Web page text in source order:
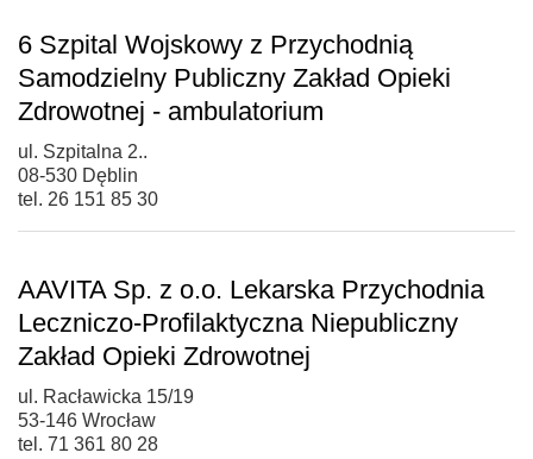
6 Szpital Wojskowy z Przychodnią
Samodzielny Publiczny Zakład Opieki
Zdrowotnej - ambulatorium
ul. Szpitalna 2..
08-530 Dęblin
tel. 26 151 85 30
AAVITA Sp. z o.o. Lekarska Przychodnia
Leczniczo-Profilaktyczna Niepubliczny
Zakład Opieki Zdrowotnej
ul. Racławicka 15/19
53-146 Wrocław
tel. 71 361 80 28